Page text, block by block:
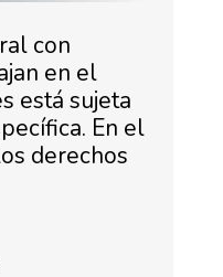
con
en el
está sujeta
En el
derechos